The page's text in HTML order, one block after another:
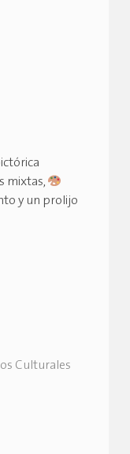
mixtas,
y un prolijo
Culturales